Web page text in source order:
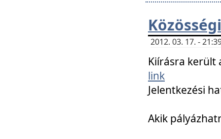
2012. 03. 17. -
Kiírásra került
link
Jelentkezési
Akik